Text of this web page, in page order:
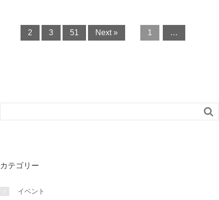
1
2 3 …
51 Next »

カテゴリー
イベント